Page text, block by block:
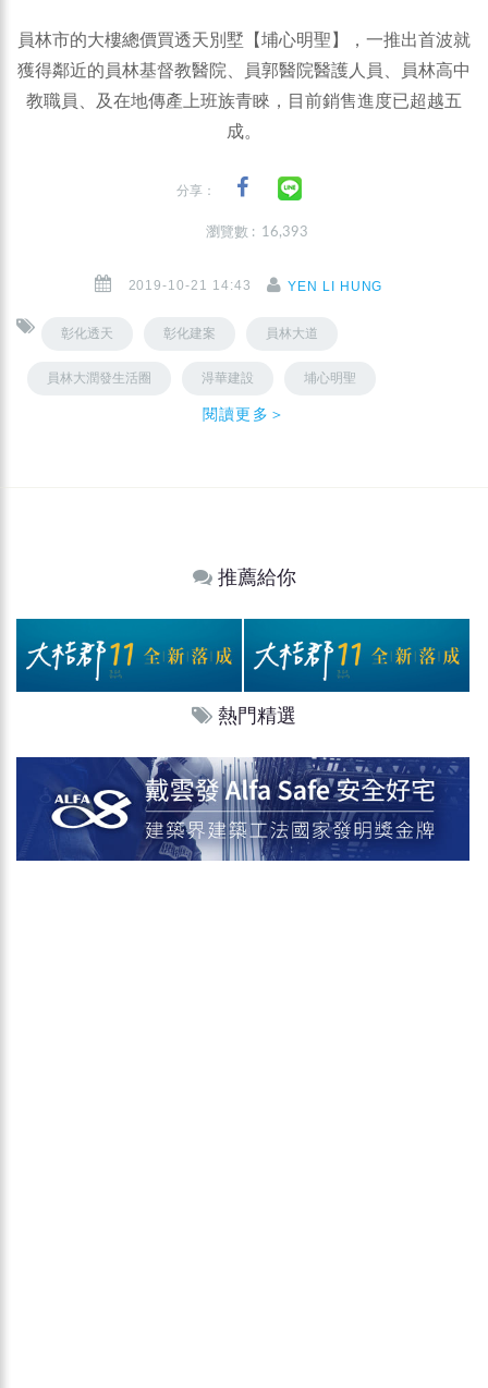
員林市的大樓總價買透天別墅【埔心明聖】，一推出首波就
獲得鄰近的員林基督教醫院、員郭醫院醫護人員、員林高中
教職員、及在地傳產上班族青睞，目前銷售進度已超越五
成。
分享：
瀏覽數 : 16,393
2019-10-21 14:43 YEN LI HUNG
彰化透天 彰化建案 員林大道
員林大潤發生活圈 淂華建設 埔心明聖
閱讀更多＞
推薦給你
熱門精選